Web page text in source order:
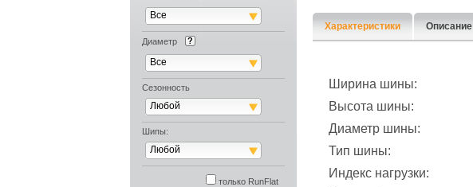
Все
Диаметр
Все
Сезонность
Любой
Шипы:
Любой
только RunFlat
Характеристики Описание
Ширина шины:
Высота шины:
Диаметр шины:
Тип шины:
Индекс нагрузки: